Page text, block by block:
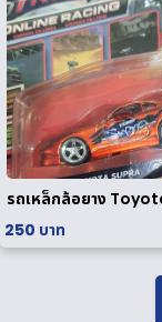
250 บาท